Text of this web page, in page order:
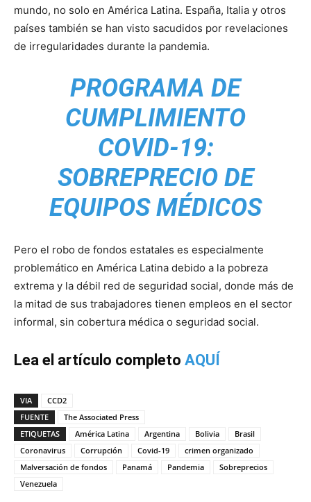
mundo, no solo en América Latina. España, Italia y otros
países también se han visto sacudidos por revelaciones
de irregularidades durante la pandemia.
PROGRAMA DE
CUMPLIMIENTO
COVID-19:
SOBREPRECIO DE
EQUIPOS MÉDICOS
Pero el robo de fondos estatales es especialmente
problemático en América Latina debido a la pobreza
extrema y la débil red de seguridad social, donde más de
la mitad de sus trabajadores tienen empleos en el sector
informal, sin cobertura médica o seguridad social.
Lea el artículo completo AQUÍ
VIA
CCD2
FUENTE
The Associated Press
ETIQUETAS
América Latina Argentina Bolivia
Brasil
Coronavirus
Corrupción Covid-19
crimen organizado
Malversación de fondos
Panamá Pandemia
Sobreprecios
Venezuela